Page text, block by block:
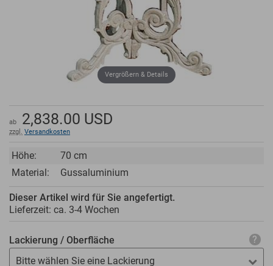
Vergrößern & Details
ab 2,838.00 USD
zzgl. Versandkosten
Höhe:
70 cm
Material:
Gussaluminium
Dieser Artikel wird für Sie angefertigt.
Lieferzeit: ca. 3-4 Wochen
Lackierung / Oberfläche
Bitte wählen Sie eine Lackierung